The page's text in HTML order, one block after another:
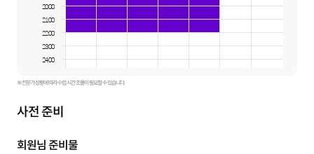
20:00
21:00
22:00
23:00
24:00
※ 전문가 상황에 따라 수업 시간 조율이 필요할 수 있습니다.
사전 준비
회원님 준비물